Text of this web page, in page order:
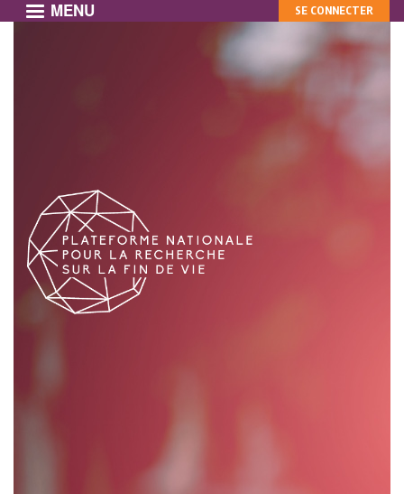
principal
MENU
MON
COMPTE
SE CONNECTER